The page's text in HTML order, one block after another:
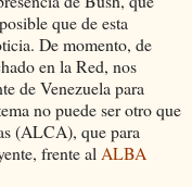
que de esta
De momento, de
en la Red, nos
de Venezuela para
no puede ser otro que
(ALCA), que para
frente al ALBA